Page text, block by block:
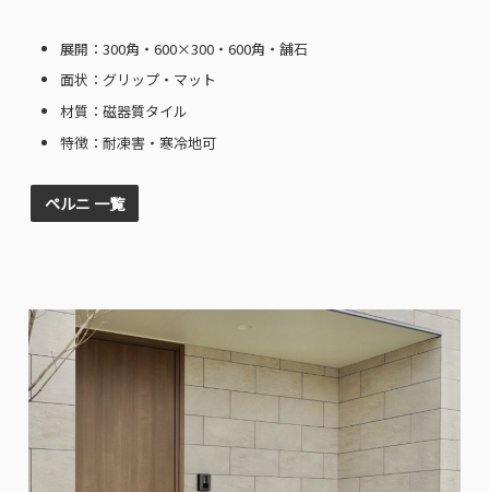
展開：300角・600×300・600角・舗石
面状：グリップ・マット
材質：磁器質タイル
特徴：耐凍害・寒冷地可
ペルニ 一覧